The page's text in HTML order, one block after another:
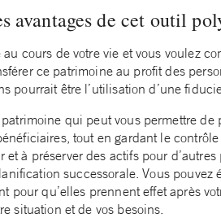
avantages de cet outil
cours de votre vie et vous voulez
ce patrimoine au profit des
pourrait être l’utilisation d’une
qui peut vous permettre de
tout en gardant le
à préserver des actifs pour
successorale. Vous pouvez
pour qu’elles prennent effet après
situation et de vos besoins.